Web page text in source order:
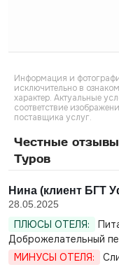
Информация и
исключительно в
характер. Актуальные
соответствие
поставщика услуг.
Честные
Туров
Нина (клиент БГТ
28.05.2025
ПЛЮСЫ ОТЕЛЯ:
Доброжелательный
МИНУСЫ ОТЕЛЯ: